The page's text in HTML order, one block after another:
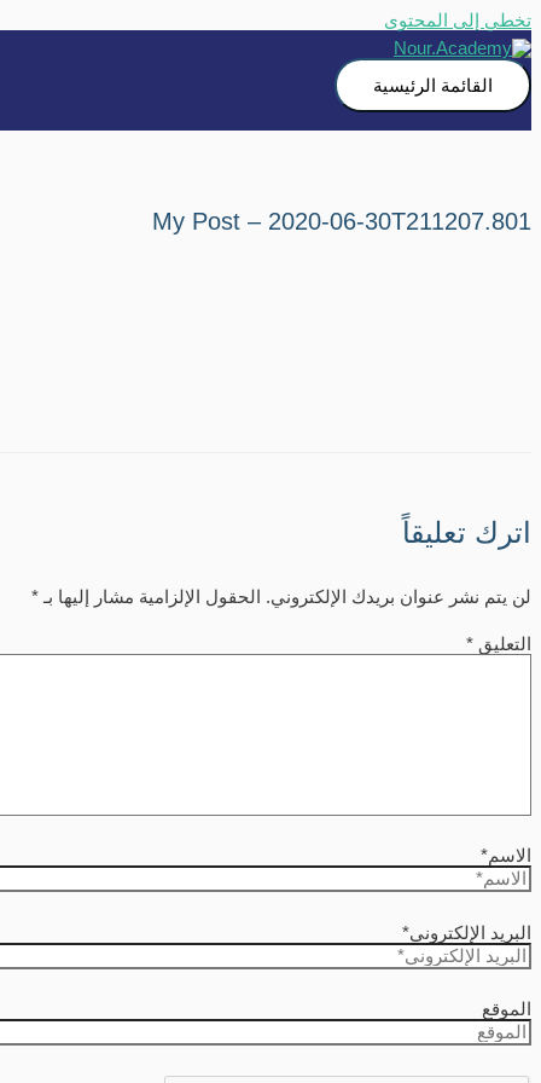
تخطي إلى المحتوى
القائمة الرئيسية
My Post – 2020-06-30T211207.801
اترك تعليقاً
لن يتم نشر عنوان بريدك الإلكتروني. الحقول الإلزامية مشار إليها بـ*
التعليق*
الاسم*
البريد الإلكتروني*
الموقع